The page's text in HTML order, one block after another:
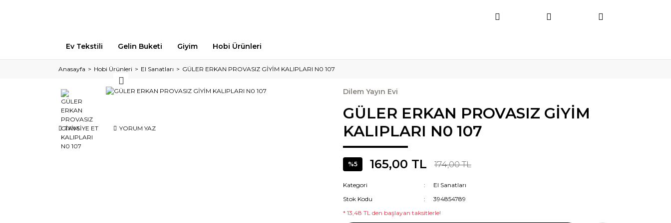
Ev Tekstili Gelin Buketi Giyim Hobi Ürünleri
Anasayfa Hobi Ürünleri El Sanatları GÜLER ERKAN PROVASIZ GİYİM KALIPLARI N0 107
TAVSİYE ET YORUM YAZ
Dilem Yayın Evi
GÜLER ERKAN PROVASIZ GİYİM
KALIPLARI N0 107
%5 165,00 TL 174,00 TL
Kategori
El Sanatları
Stok Kodu
394854789
* 13,48 TL den başlayan taksitlerle!